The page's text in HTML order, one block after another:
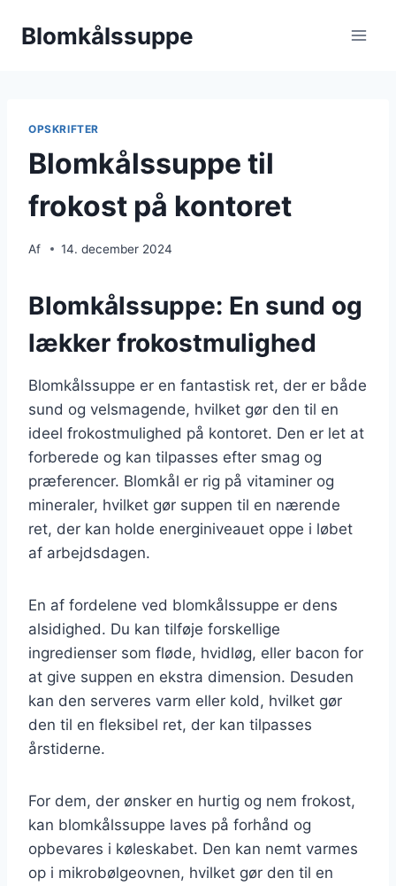
Blomkålssuppe
OPSKRIFTER
Blomkålssuppe til
frokost på kontoret
Af 14. december 2024
Blomkålssuppe: En sund og
lækker frokostmulighed
Blomkålssuppe er en fantastisk ret, der er både
sund og velsmagende, hvilket gør den til en
ideel frokostmulighed på kontoret. Den er let at
forberede og kan tilpasses efter smag og
præferencer. Blomkål er rig på vitaminer og
mineraler, hvilket gør suppen til en nærende
ret, der kan holde energiniveauet oppe i løbet
af arbejdsdagen.
En af fordelene ved blomkålssuppe er dens
alsidighed. Du kan tilføje forskellige
ingredienser som fløde, hvidløg, eller bacon for
at give suppen en ekstra dimension. Desuden
kan den serveres varm eller kold, hvilket gør
den til en fleksibel ret, der kan tilpasses
årstiderne.
For dem, der ønsker en hurtig og nem frokost,
kan blomkålssuppe laves på forhånd og
opbevares i køleskabet. Den kan nemt varmes
op i mikrobølgeovnen, hvilket gør den til en